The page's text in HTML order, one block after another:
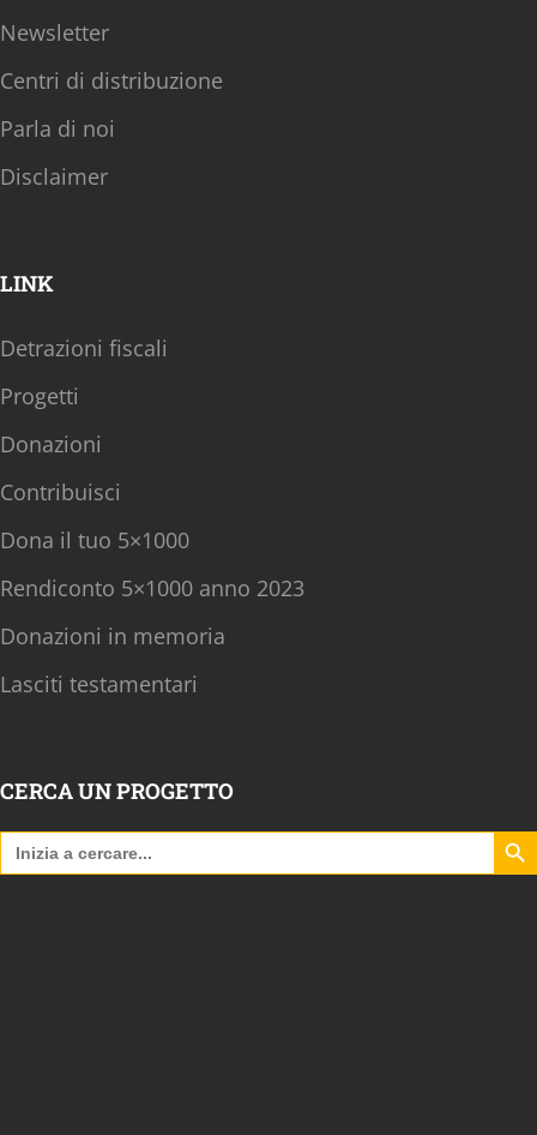
Newsletter
Centri di distribuzione
Parla di noi
Disclaimer
LINK
Detrazioni fiscali
Progetti
Donazioni
Contribuisci
Dona il tuo 5×1000
Rendiconto 5×1000 anno 2023
Donazioni in memoria
Lasciti testamentari
CERCA UN PROGETTO
Search
for:
Search